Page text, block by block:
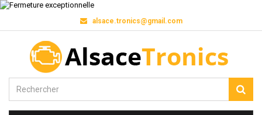
alsace.tronics@gmail.com